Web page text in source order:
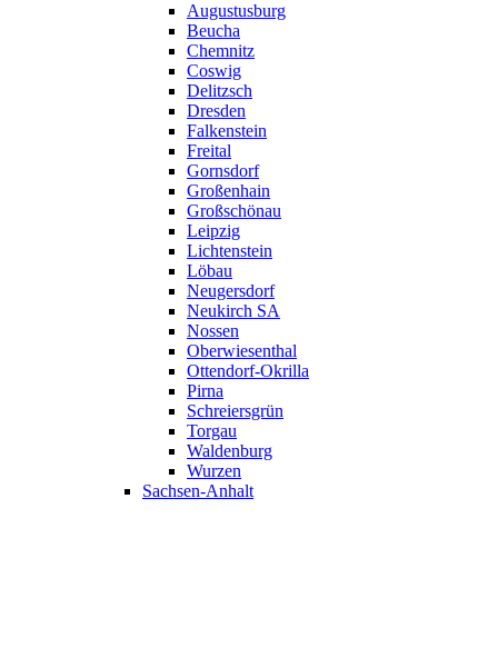
Augustusburg
Beucha
Chemnitz
Coswig
Delitzsch
Dresden
Falkenstein
Freital
Gornsdorf
Großenhain
Großschönau
Leipzig
Lichtenstein
Löbau
Neugersdorf
Neukirch SA
Nossen
Oberwiesenthal
Ottendorf-Okrilla
Pirna
Schreiersgrün
Torgau
Waldenburg
Wurzen
Sachsen-Anhalt